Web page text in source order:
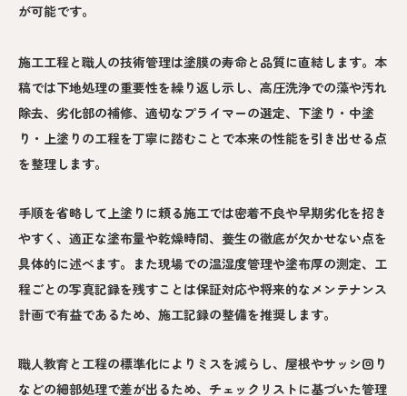
が可能です。
施工工程と職人の技術管理は塗膜の寿命と品質に直結します。本
稿では下地処理の重要性を繰り返し示し、高圧洗浄での藻や汚れ
除去、劣化部の補修、適切なプライマーの選定、下塗り・中塗
り・上塗りの工程を丁寧に踏むことで本来の性能を引き出せる点
を整理します。
手順を省略して上塗りに頼る施工では密着不良や早期劣化を招き
やすく、適正な塗布量や乾燥時間、養生の徹底が欠かせない点を
具体的に述べます。また現場での温湿度管理や塗布厚の測定、工
程ごとの写真記録を残すことは保証対応や将来的なメンテナンス
計画で有益であるため、施工記録の整備を推奨します。
職人教育と工程の標準化によりミスを減らし、屋根やサッシ回り
などの細部処理で差が出るため、チェックリストに基づいた管理